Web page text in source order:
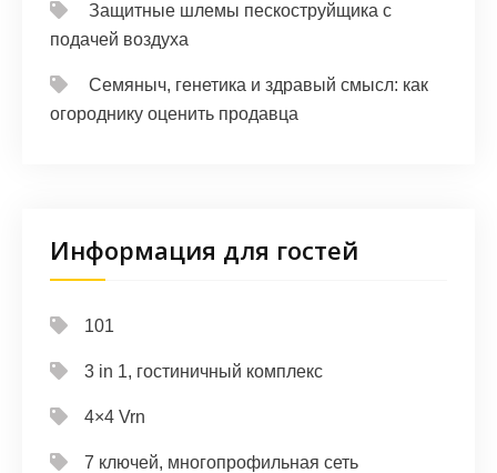
Защитные шлемы пескоструйщика с
подачей воздуха
Семяныч, генетика и здравый смысл: как
огороднику оценить продавца
Информация для гостей
101
3 in 1, гостиничный комплекс
4×4 Vrn
7 ключей, многопрофильная сеть